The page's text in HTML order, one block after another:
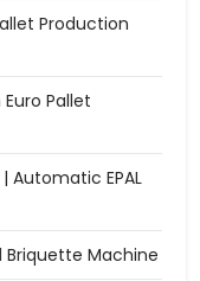
Production
Pallet
Automatic EPAL
Briquette Machine